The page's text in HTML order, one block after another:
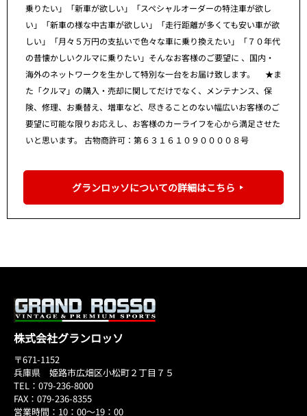
乗りたい」「新車が欲しい」「スペシャルオーダーの特注車が欲し
い」「新車の様な中古車が欲しい」「走行距離が多くても安い車が欲
しい」「月々５万円の支払いで色々な車に乗り換えたい」「７０年代
の昔懐かしいクルマに乗りたい」そんなお客様のご要望に 、国内・
海外のネットワークを生かして特別な一台をお届け致します。 ★ま
た「クルマ」の購入・売却に関してだけでなく、メンテナンス、保
険、修理、お乗替え、増車など、尽きることのない幅広いお客様のご
要望に可能な限りお応えし、お客様のカーライフを心から満足させた
いと思います。 古物商許可：第６３１６１０９００００８号
グランロッソについての詳細はこちら
株式会社グランロッソ
〒671-1152
兵庫県 姫路市広畑区小松町２丁目７５
TEL：079-236-8000
FAX：079-236-8355
営業時間：10：00～19：00